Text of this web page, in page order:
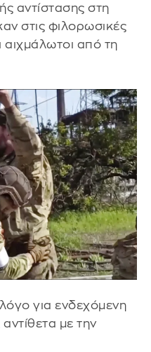
αντίστασης στη
στις φιλορωσικές
αιχμάλωτοι από τη
για ενδεχόμενη
αντίθετα με την